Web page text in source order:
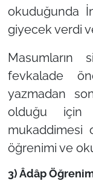
okuduğunda
giyecek verdi
Masumların
fevkalade
yazmadan
olduğu için
mukaddimesi
öğrenimi ve
3) Âdâp